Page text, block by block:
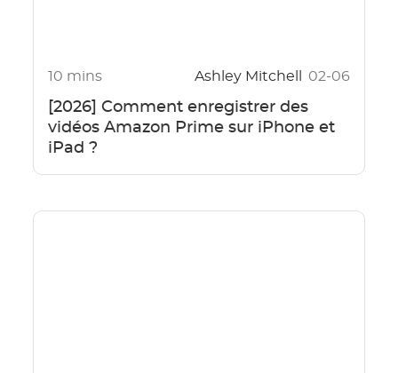
10 mins Ashley Mitchell 02-06
[2026] Comment enregistrer des
vidéos Amazon Prime sur iPhone et
iPad ?